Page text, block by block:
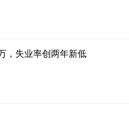
，失业率创两年新低